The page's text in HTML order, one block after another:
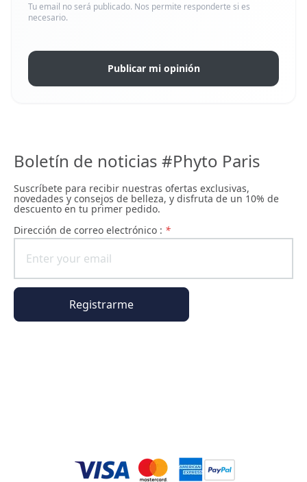
Tu email no será publicado. Nos permite responderte si es
necesario.
Publicar mi opinión
Boletín de noticias #Phyto Paris
Suscríbete para recibir nuestras ofertas exclusivas,
novedades y consejos de belleza, y disfruta de un 10% de
descuento en tu primer pedido.
Dirección de correo electrónico : *
Registrarme